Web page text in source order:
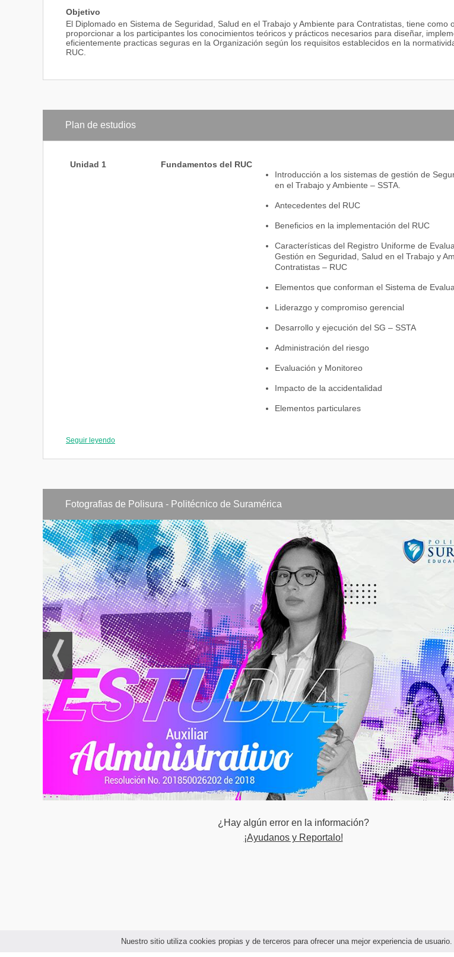
Nuestro sitio utiliza cookies propias y de terceros para ofrecer una mejor experiencia de
Objetivo
El Diplomado en Sistema de Seguridad, Salud en el Trabajo y Ambiente para Contratistas, tiene como
proporcionar a los participantes los conocimientos teóricos y prácticos necesarios para diseñar,
eficientemente practicas seguras en la Organización según los requisitos establecidos en la
RUC.
Plan de estudios
Unidad 1
Fundamentos del RUC
Introducción a los sistemas de gestión de
en el Trabajo y Ambiente – SSTA.
Antecedentes del RUC
Beneficios en la implementación del RUC
Características del Registro Uniforme de
Gestión en Seguridad, Salud en el Trabajo y
Contratistas – RUC
Elementos que conforman el Sistema de
Liderazgo y compromiso gerencial
Desarrollo y ejecución del SG – SSTA
Administración del riesgo
Evaluación y Monitoreo
Impacto de la accidentalidad
Elementos particulares
Compromiso Gerencial
Políticas de seguridad, salud en el trabajo y
Inspecciones gerenciales
Revisión por la gerencia
Objetivos y metas
Recursos
Desarrollo y ejecución del SG – SSTA
Documentación-control de registros
Requisitos legales y de otra índole (normas de
materia ambiental)
Funciones y responsabilidades
Competencias
Capacitación y entrenamiento
Programa de inducción y reinducción
Motivación, comunicación, participación y
Unidad 3
Administración del
Riesgo en el SG-SSTA
Importancia del control y seguimiento de
Identificación de aspectos e impactos
Seguir leyendo
Fotografias de Polisura - Politécnico de Suramérica
¿Hay algún error en la información?
¡Ayudanos y Reportalo!